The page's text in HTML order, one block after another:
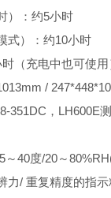
）：约5小时
式）：约10小时
（充电中也可使用
/
351DC，
～40度/20～
力/ 重复精度的指示